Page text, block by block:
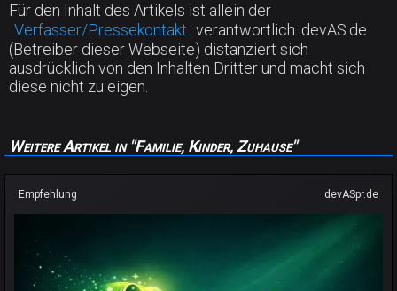
Für den Inhalt des Artikels ist allein der
Verfasser/Pressekontakt verantwortlich. devAS.de
(Betreiber dieser Webseite) distanziert sich
ausdrücklich von den Inhalten Dritter und macht sich
diese nicht zu eigen.
Weitere Artikel in "Familie, Kinder, Zuhause"
Empfehlung devASpr.de